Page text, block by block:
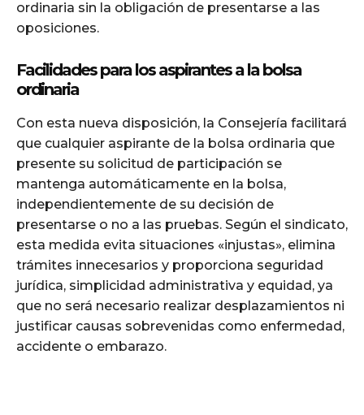
ordinaria sin la obligación de presentarse a las
oposiciones.
Facilidades para los aspirantes a la bolsa
ordinaria
Con esta nueva disposición, la Consejería facilitará
que cualquier aspirante de la bolsa ordinaria que
presente su solicitud de participación se
mantenga automáticamente en la bolsa,
independientemente de su decisión de
presentarse o no a las pruebas. Según el sindicato,
esta medida evita situaciones «injustas», elimina
trámites innecesarios y proporciona seguridad
jurídica, simplicidad administrativa y equidad, ya
que no será necesario realizar desplazamientos ni
justificar causas sobrevenidas como enfermedad,
accidente o embarazo.